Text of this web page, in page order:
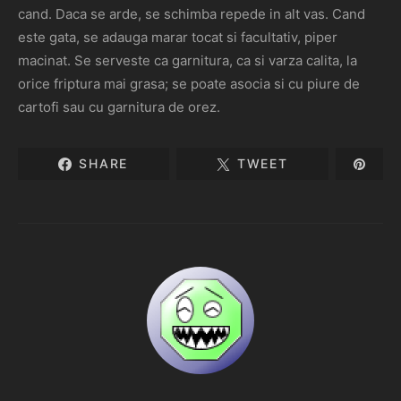
cand. Daca se arde, se schimba repede in alt vas. Cand
este gata, se adauga marar tocat si facultativ, piper
macinat. Se serveste ca garnitura, ca si varza calita, la
orice friptura mai grasa; se poate asocia si cu piure de
cartofi sau cu garnitura de orez.
SHARE TWEET